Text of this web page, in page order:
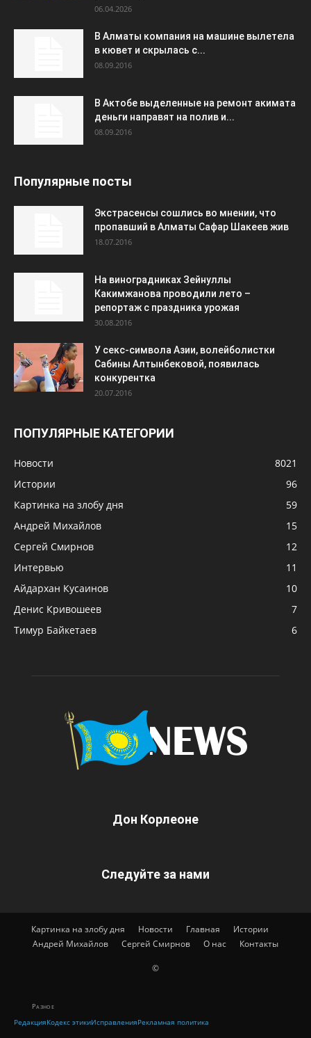
06.04.2026
В Алматы компания на машине вылетела
в кювет и скрылась с...
08.09.2016
В Актобе выделенные на ремонт акимата
деньги направят на полив и...
08.09.2016
Популярные посты
Экстрасенсы сошлись во мнении, что
пропавший в Алматы Сафар Шакеев жив
18.07.2016
На виноградниках Зейнуллы
Какимжанова проводили лето –
репортаж с праздника урожая
30.08.2016
У секс-символа Азии, волейболистки
Сабины Алтынбековой, появилась
конкурентка
20.07.2016
ПОПУЛЯРНЫЕ КАТЕГОРИИ
Новости
8021
Истории
96
Картинка на злобу дня
59
Андрей Михайлов
15
Сергей Смирнов
12
Интервью
11
Айдархан Кусаинов
10
Денис Кривошеев
7
Тимур Байкетаев
6
Дон Корлеоне
Следуйте за нами
Картинка на злобу дня Новости Главная
Истории
Андрей Михайлов
Сергей Смирнов О нас Контакты
©
Разное
РедакцияКодекс этикиИсправленияРекламная политика